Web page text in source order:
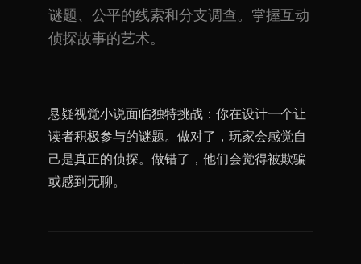
谜题、公平的线索和分支调查。掌握互动
侦探故事的艺术。
悬疑视觉小说面临独特挑战：你在设计一个让
读者积极参与的谜题。做对了，玩家会感觉自
己是真正的侦探。做错了，他们会觉得被欺骗
或感到无聊。